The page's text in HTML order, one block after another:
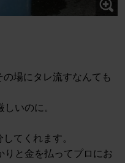
の場にタレ流すなんても
いのに。
てくれます。
りと金を払ってプロにお